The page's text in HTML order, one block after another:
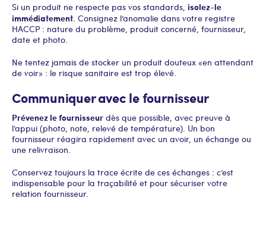
Si un produit ne respecte pas vos standards, isolez-le
immédiatement. Consignez l’anomalie dans votre registre
HACCP : nature du problème, produit concerné, fournisseur,
date et photo.
Ne tentez jamais de stocker un produit douteux « en attendant
de voir » : le risque sanitaire est trop élevé.
Communiquer avec le fournisseur
Prévenez le fournisseur dès que possible, avec preuve à
l’appui (photo, note, relevé de température). Un bon
fournisseur réagira rapidement avec un avoir, un échange ou
une relivraison.
Conservez toujours la trace écrite de ces échanges : c’est
indispensable pour la traçabilité et pour sécuriser votre
relation fournisseur.